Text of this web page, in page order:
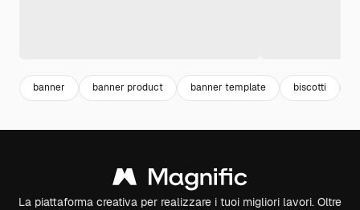
banner banner product banner template biscotti
La piattaforma creativa per realizzare i tuoi migliori lavori. Oltre